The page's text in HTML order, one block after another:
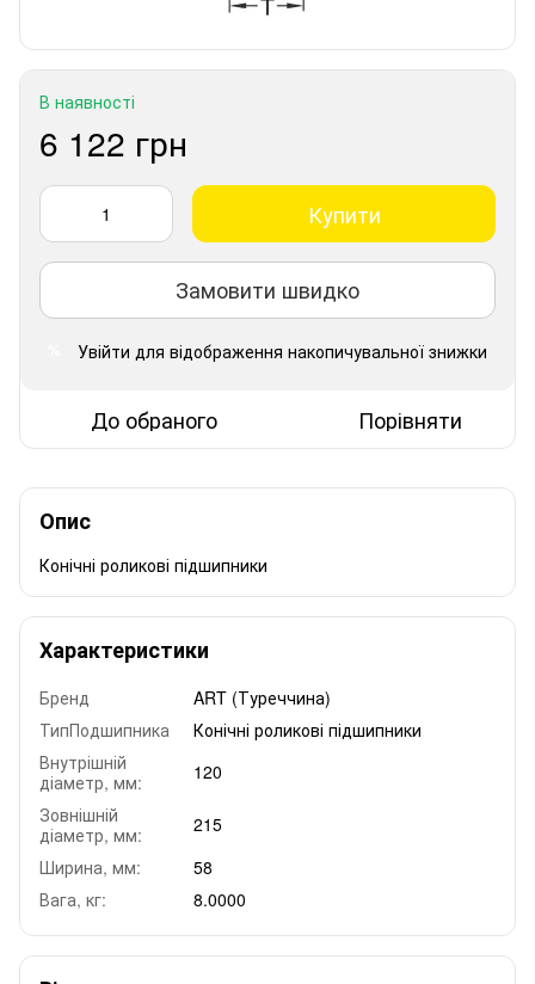
В наявності
6 122 грн
Купити
Замовити швидко
Увійти для відображення накопичувальної знижки
До обраного Порівняти
Опис
Конічні роликові підшипники
Характеристики
Бренд
ART (Туреччина)
ТипПодшипника
Конічні роликові підшипники
Внутрішній
діаметр, мм:
120
Зовнішній
діаметр, мм:
215
Ширина, мм:
58
Вага, кг:
8.0000